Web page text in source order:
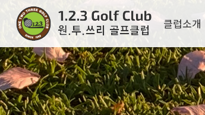
클럽소개